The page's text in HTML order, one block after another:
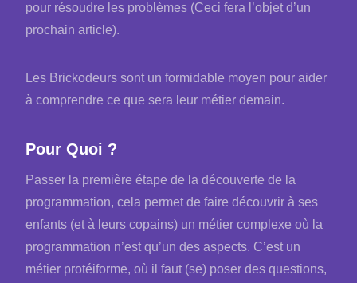
pour résoudre les problèmes (Ceci fera l’objet d’un
prochain article).
Les Brickodeurs sont un formidable moyen pour aider
à comprendre ce que sera leur métier demain.
Pour Quoi ?
Passer la première étape de la découverte de la
programmation, cela permet de faire découvrir à ses
enfants (et à leurs copains) un métier complexe où la
programmation n’est qu’un des aspects. C’est un
métier protéiforme, où il faut (se) poser des questions,